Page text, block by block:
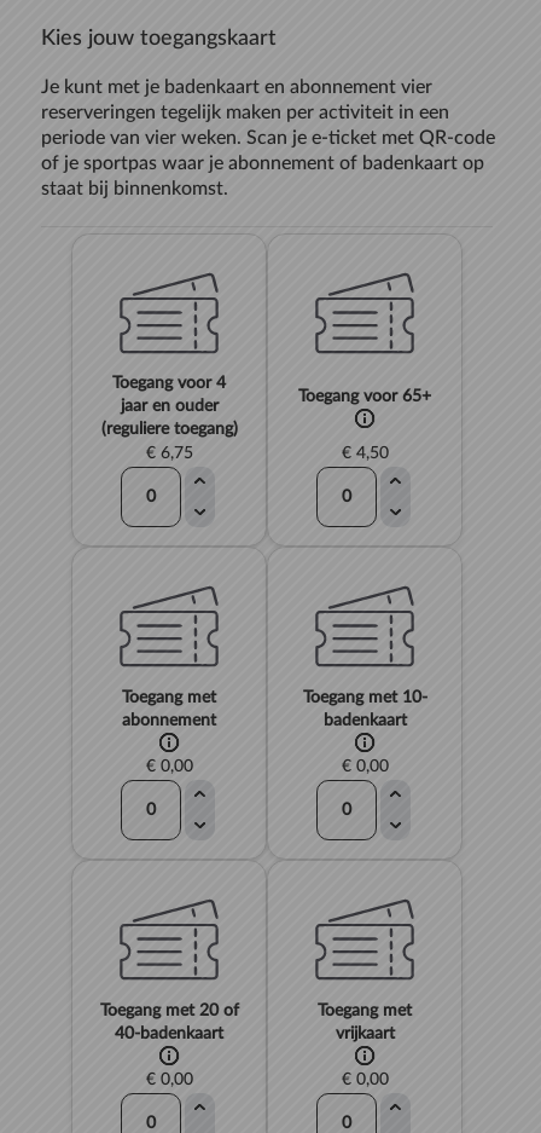
Kies jouw toegangskaart
Je kunt met je badenkaart en abonnement vier
reserveringen tegelijk maken per activiteit in een
periode van vier weken. Scan je e-ticket met QR-code
of je sportpas waar je abonnement of badenkaart op
staat bij binnenkomst.
Toegang voor 4
jaar en ouder
(reguliere toegang)
€ 6,75
Toegang voor 65+
€ 4,50
Toegang met
abonnement
€ 0,00
Toegang met 10-
badenkaart
€ 0,00
Toegang met 20 of
40-badenkaart
€ 0,00
Toegang met
vrijkaart
€ 0,00